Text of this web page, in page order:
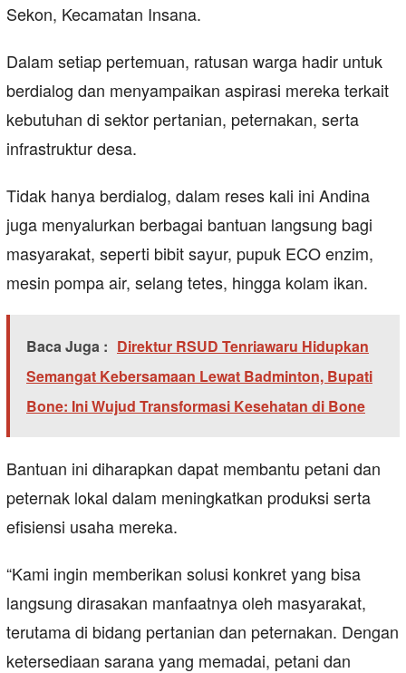
Sekon, Kecamatan Insana.
Dalam setiap pertemuan, ratusan warga hadir untuk
berdialog dan menyampaikan aspirasi mereka terkait
kebutuhan di sektor pertanian, peternakan, serta
infrastruktur desa.
Tidak hanya berdialog, dalam reses kali ini Andina
juga menyalurkan berbagai bantuan langsung bagi
masyarakat, seperti bibit sayur, pupuk ECO enzim,
mesin pompa air, selang tetes, hingga kolam ikan.
Baca Juga : Direktur RSUD Tenriawaru Hidupkan
Semangat Kebersamaan Lewat Badminton, Bupati
Bone: Ini Wujud Transformasi Kesehatan di Bone
Bantuan ini diharapkan dapat membantu petani dan
peternak lokal dalam meningkatkan produksi serta
efisiensi usaha mereka.
“Kami ingin memberikan solusi konkret yang bisa
langsung dirasakan manfaatnya oleh masyarakat,
terutama di bidang pertanian dan peternakan. Dengan
ketersediaan sarana yang memadai, petani dan